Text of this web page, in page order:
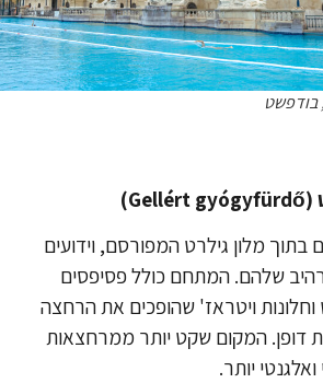
מלון גילרט המפורסם, וידועים
שלהם. המתחם כולל פסיפסים
ויטראז' שהופכים את הרחצה
המקום שקט יותר ממרחצאות
יותר.